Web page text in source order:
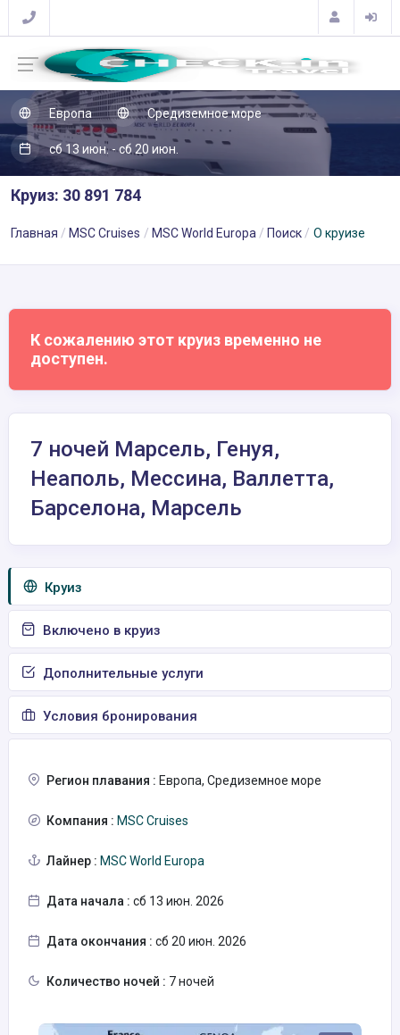
Европа Средиземное море
сб 13 июн. - сб 20 июн.
Круиз: 30 891 784
Главная MSC Cruises MSC World Europa Поиск О круизе
К сожалению этот круиз временно не
доступен.
7 ночей Марсель, Генуя,
Неаполь, Мессина, Валлетта,
Барселона, Марсель
Круиз
Включено в круиз
Дополнительные услуги
Условия бронирования
Регион плавания : Европа, Средиземное море
Компания : MSC Cruises
Лайнер : MSC World Europa
Дата начала : сб 13 июн. 2026
Дата окончания : сб 20 июн. 2026
Количество ночей : 7 ночей